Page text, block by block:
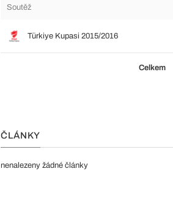
Soutěž
Türkiye Kupasi 2015/2016
Celkem
ČLÁNKY
nenalezeny žádné články